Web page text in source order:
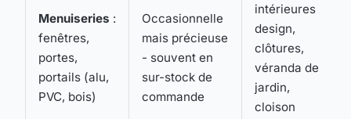
Menuiseries :
fenêtres,
portes,
portails (alu,
PVC, bois)
Occasionnelle
mais précieuse
- souvent en
sur-stock de
commande
intérieures
design,
clôtures,
véranda de
jardin,
cloison